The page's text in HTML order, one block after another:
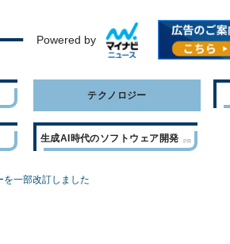
Powered by
テクノロジー
生成AI時代のソフトウェア開発
を一部改訂しました